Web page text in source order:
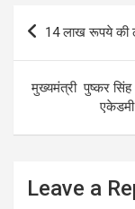
Post
14 लाख रूपये की
मुख्यमंत्री पुष्कर सिंह
एकेडमी
Leave a